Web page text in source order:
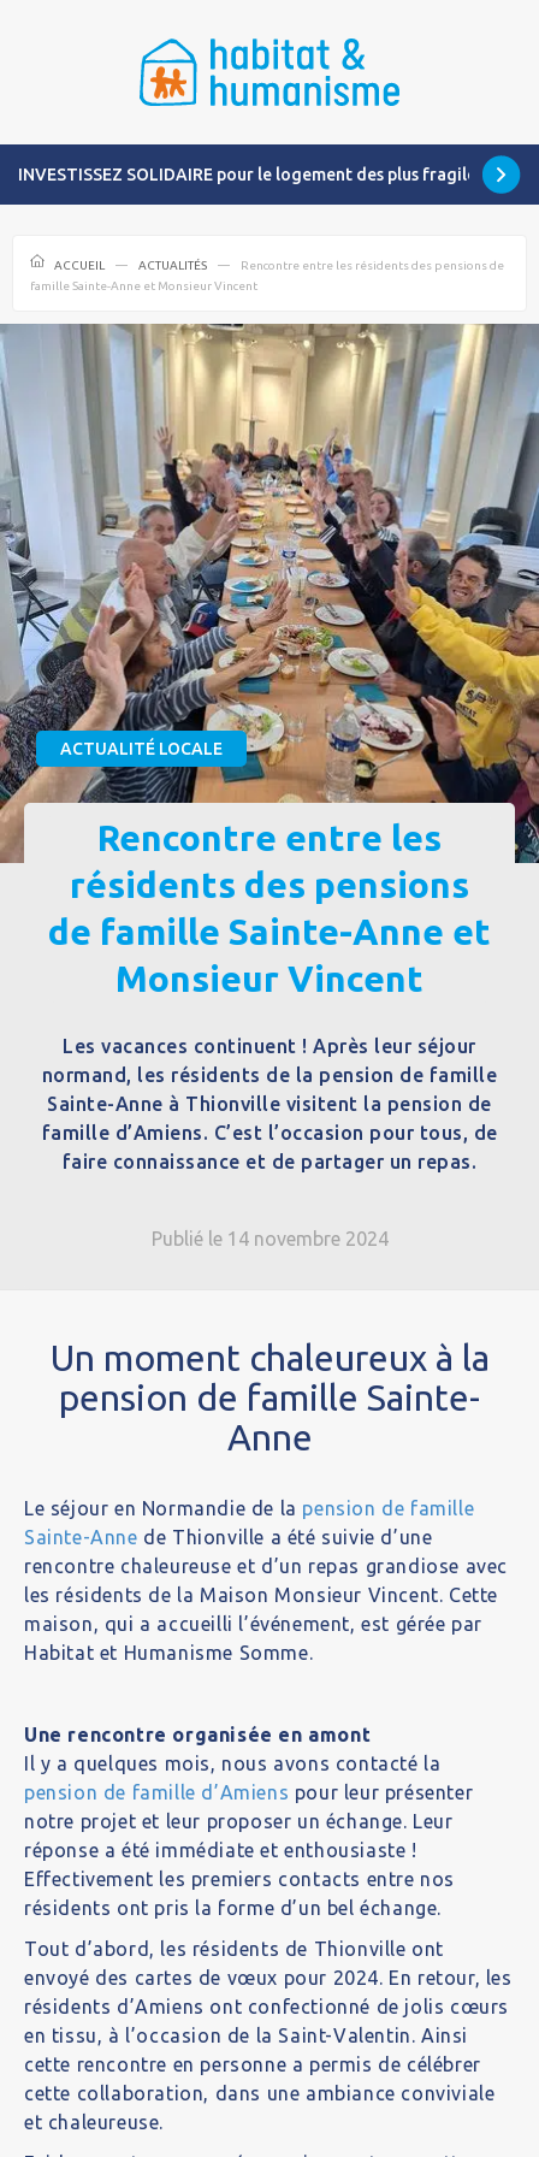
INVESTISSEZ SOLIDAIRE pour le logement des plus fragiles
ACCUEIL ACTUALITÉS
Rencontre entre les résidents des pensions de
famille Sainte-Anne et Monsieur Vincent
ACTUALITÉ LOCALE
Rencontre entre les
résidents des pensions
de famille Sainte-Anne et
Monsieur Vincent
Les vacances continuent ! Après leur séjour
normand, les résidents de la pension de famille
Sainte-Anne à Thionville visitent la pension de
famille d’Amiens. C’est l’occasion pour tous, de
faire connaissance et de partager un repas.
Publié le 14 novembre 2024
Un moment chaleureux à la
pension de famille Sainte-
Anne
Le séjour en Normandie de la pension de famille
Sainte-Anne de Thionville a été suivie d’une
rencontre chaleureuse et d’un repas grandiose avec
les résidents de la Maison Monsieur Vincent. Cette
maison, qui a accueilli l’événement, est gérée par
Habitat et Humanisme Somme.
Une rencontre organisée en amont
Il y a quelques mois, nous avons contacté la
pension de famille d’Amiens pour leur présenter
notre projet et leur proposer un échange. Leur
réponse a été immédiate et enthousiaste !
Effectivement les premiers contacts entre nos
résidents ont pris la forme d’un bel échange.
Tout d’abord, les résidents de Thionville ont
envoyé des cartes de vœux pour 2024. En retour, les
résidents d’Amiens ont confectionné de jolis cœurs
en tissu, à l’occasion de la Saint-Valentin. Ainsi
cette rencontre en personne a permis de célébrer
cette collaboration, dans une ambiance conviviale
et chaleureuse.